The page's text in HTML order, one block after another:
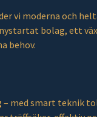
vi moderna och
bolag, ett
behov.
– med smart teknik